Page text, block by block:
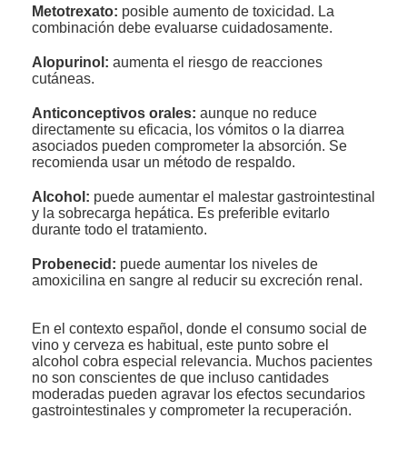
Metotrexato: posible aumento de toxicidad. La
combinación debe evaluarse cuidadosamente.
Alopurinol: aumenta el riesgo de reacciones
cutáneas.
Anticonceptivos orales: aunque no reduce
directamente su eficacia, los vómitos o la diarrea
asociados pueden comprometer la absorción. Se
recomienda usar un método de respaldo.
Alcohol: puede aumentar el malestar gastrointestinal
y la sobrecarga hepática. Es preferible evitarlo
durante todo el tratamiento.
Probenecid: puede aumentar los niveles de
amoxicilina en sangre al reducir su excreción renal.
En el contexto español, donde el consumo social de
vino y cerveza es habitual, este punto sobre el
alcohol cobra especial relevancia. Muchos pacientes
no son conscientes de que incluso cantidades
moderadas pueden agravar los efectos secundarios
gastrointestinales y comprometer la recuperación.